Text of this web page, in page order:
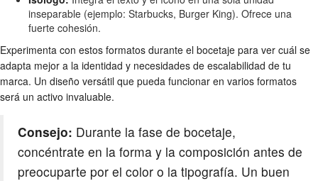
inseparable (ejemplo: Starbucks, Burger King). Ofrece una
fuerte cohesión.
Experimenta con estos formatos durante el bocetaje para ver cuál se
adapta mejor a la identidad y necesidades de escalabilidad de tu
marca. Un diseño versátil que pueda funcionar en varios formatos
será un activo invaluable.
Consejo: Durante la fase de bocetaje,
concéntrate en la forma y la composición antes de
preocuparte por el color o la tipografía. Un buen